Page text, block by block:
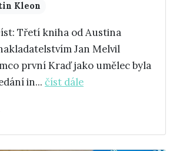
Kleon
Třetí kniha od Austina
Jan Melvil
první Kraď jako umělec byla
in... číst dále